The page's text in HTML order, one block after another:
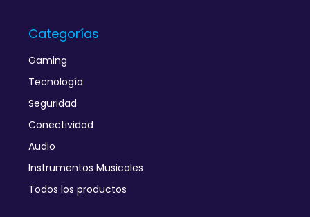
Categorías
Gaming
Tecnología
Seguridad
Conectividad
Audio
Instrumentos Musicales
Todos los productos